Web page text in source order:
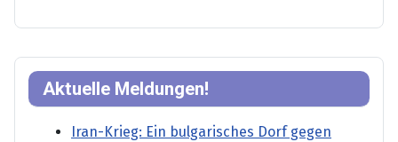
Aktuelle Meldungen!
Iran-Krieg: Ein bulgarisches Dorf gegen